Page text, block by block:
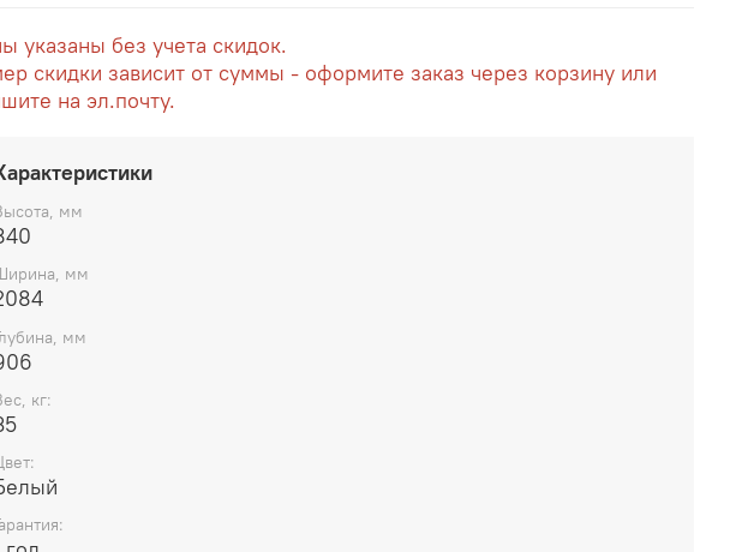
указаны без учета скидок.
скидки зависит от суммы - оформите заказ через корзину или
на эл.почту.
мм
мм
мм
кг: